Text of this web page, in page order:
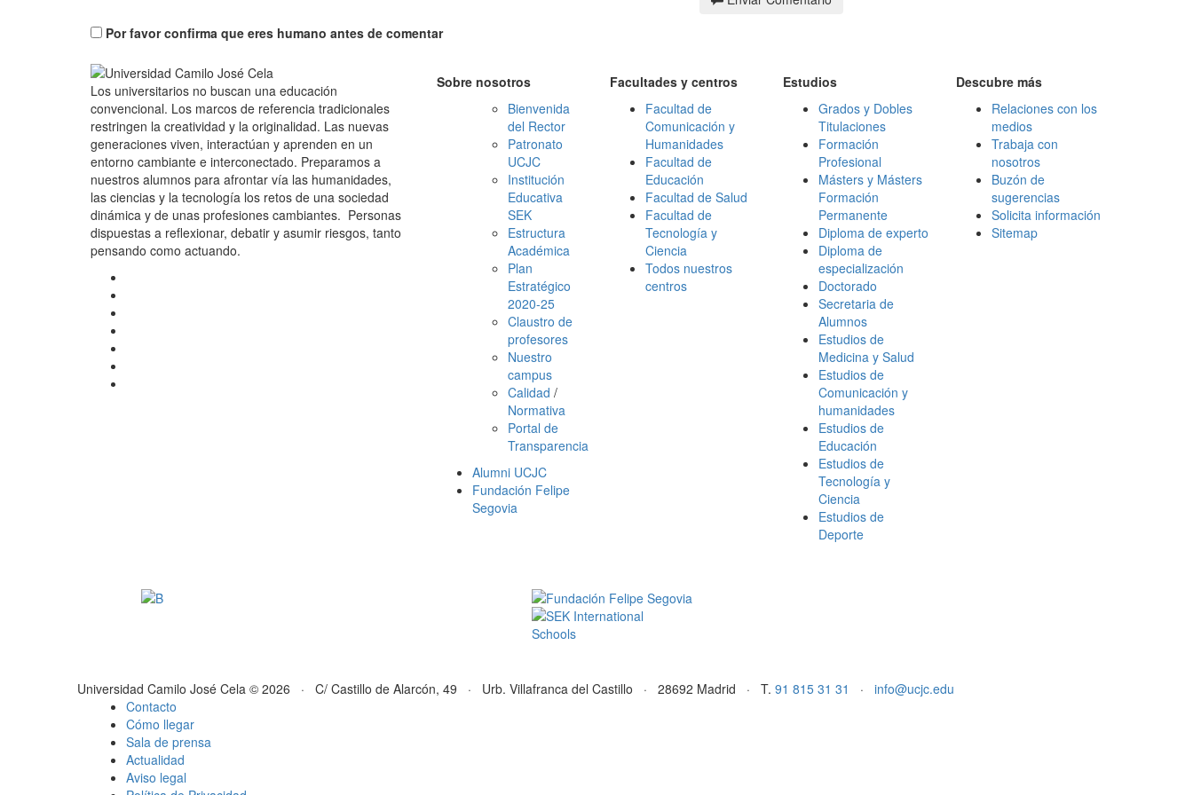
Por favor confirma que eres humano antes de comentar
Los universitarios no buscan una educación
convencional. Los marcos de referencia tradicionales
restringen la creatividad y la originalidad. Las nuevas
generaciones viven, interactúan y aprenden en un
entorno cambiante e interconectado. Preparamos a
nuestros alumnos para afrontar vía las humanidades,
las ciencias y la tecnología los retos de una sociedad
dinámica y de unas profesiones cambiantes. Personas
dispuestas a reflexionar, debatir y asumir riesgos, tanto
pensando como actuando.
Sobre nosotros
Bienvenida
del Rector
Patronato
UCJC
Institución
Educativa
SEK
Estructura
Académica
Plan
Estratégico
2020-25
Claustro de
profesores
Nuestro
campus
Calidad /
Normativa
Portal de
Transparencia
Alumni UCJC
Fundación Felipe
Segovia
Facultades y centros
Facultad de
Comunicación y
Humanidades
Facultad de
Educación
Facultad de Salud
Facultad de
Tecnología y
Ciencia
Todos nuestros
centros
Estudios
Grados y Dobles
Titulaciones
Formación
Profesional
Másters y Másters
Formación
Permanente
Diploma de experto
Diploma de
especialización
Doctorado
Secretaria de
Alumnos
Estudios de
Medicina y Salud
Estudios de
Comunicación y
humanidades
Estudios de
Educación
Estudios de
Tecnología y
Ciencia
Estudios de
Deporte
Descubre más
Relaciones con los
medios
Trabaja con
nosotros
Buzón de
sugerencias
Solicita información
Sitemap
Universidad Camilo José Cela © 2026 · C/ Castillo de Alarcón, 49 · Urb. Villafranca del Castillo · 28692 Madrid · T. 91 815 31 31 · info@ucjc.edu
Contacto
Cómo llegar
Sala de prensa
Actualidad
Aviso legal